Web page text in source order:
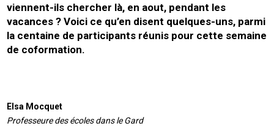
viennent-ils chercher là, en aout, pendant les
vacances ? Voici ce qu’en disent quelques-uns, parmi
la centaine de participants réunis pour cette semaine
de coformation.
Elsa Mocquet
Professeure des écoles dans le Gard